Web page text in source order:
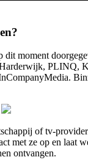
moment
PLINQ,
of tv-
met ze op en laat
ontvangen.